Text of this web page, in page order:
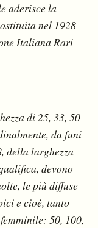
aderisce la
nel 1928
Italiana Rari
di 25, 33, 50
da funi
della larghezza
devono
le più diffuse
e cioè, tanto
50, 100,